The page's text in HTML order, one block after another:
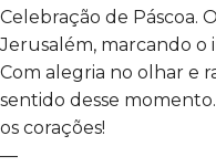
Celebração de Páscoa.
Jerusalém, marcando o
Com alegria no olhar e
sentido desse
os corações!
—